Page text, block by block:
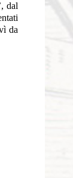
dal
da